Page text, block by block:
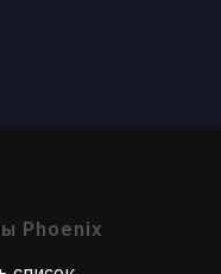
Phoenix